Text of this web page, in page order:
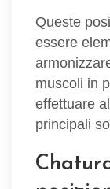
Queste
essere
muscoli in
effettuare
principali